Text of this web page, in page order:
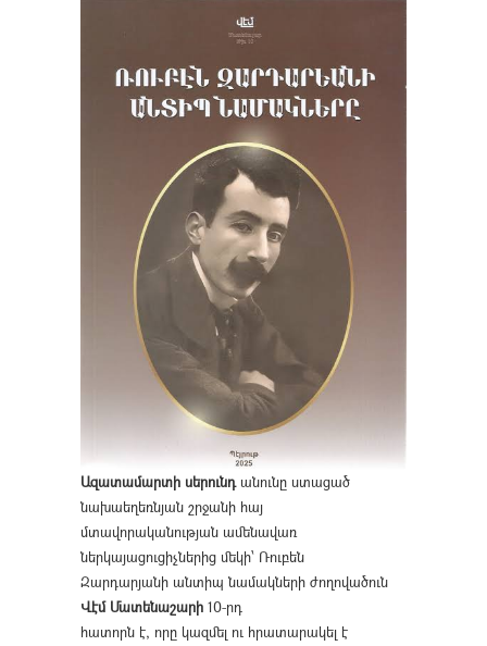
Ազատամարտի սերունդանունը ստացած
նախաեղեռնյան շրջանի հայ
մտավորականության ամենավառ
ներկայացուցիչներից մեկի՝ Ռուբեն
Զարդարյանի անտիպ նամակների ժողովածուն
Վէմ Մատենաշարի 10-րդ
հատորն է, որը կազմել ու հրատարակել է